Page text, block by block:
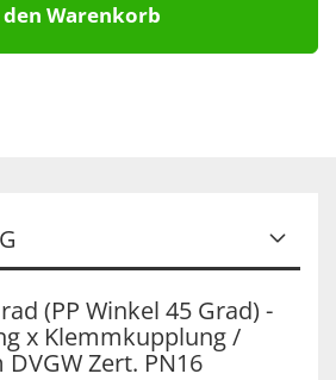
Warenkorb
(PP Winkel 45 Grad) -
x Klemmkupplung /
Zert. PN16